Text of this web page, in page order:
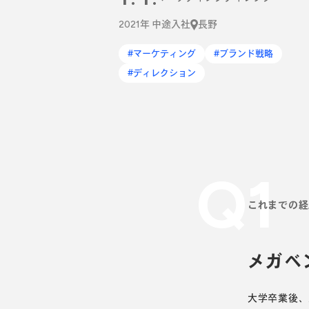
2021年 中途入社 長野
#マーケティング
#ブランド戦略
#ディレクション
Q1
これまでの
メガベ
大学卒業後